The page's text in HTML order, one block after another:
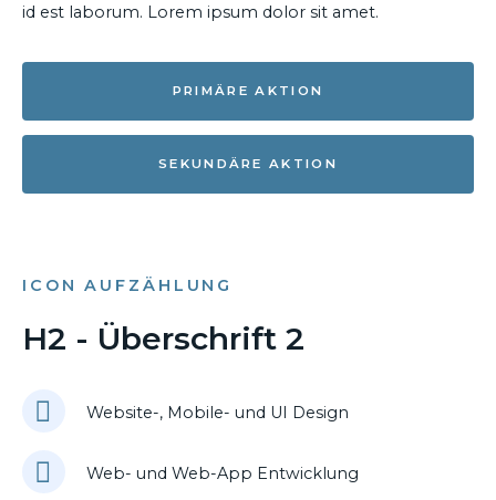
id est laborum. Lorem ipsum dolor sit amet.
PRIMÄRE AKTION
SEKUNDÄRE AKTION
ICON AUFZÄHLUNG
H2 - Überschrift 2
Website-, Mobile- und UI Design
Web- und Web-App Entwicklung